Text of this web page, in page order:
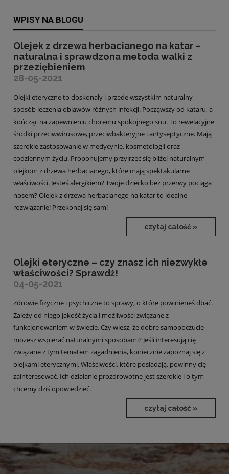
WPISY NA BLOGU
Olejek z drzewa herbacianego na katar –
naturalna i sprawdzona metoda walki z
przeziębieniem
28-05-2021
Olejki eteryczne to doskonały i przede wszystkim naturalny
sposób leczenia objawów różnych infekcji. Począwszy od kataru, a
kończąc na zapewnieniu choremu spokojnego snu. To rewelacyjne
środki przeciwwirusowe, przeciwbakteryjne i antyseptyczne. Mają
szerokie zastosowanie w medycynie, kosmetologii oraz
codziennym życiu. Proponujemy przyjrzeć się bliżej naturalnym
olejkom z drzewa herbacianego, które mają spektakularne
właściwości. Jesteś alergikiem? Twoje dziecko bez przerwy pociąga
nosem? Olejek z drzewa herbacianego na katar to idealne
rozwiązanie! Przekonaj się sam!
czytaj całość »
Olejki eteryczne – czy znasz ich niezwykłe
właściwości? Sprawdź!
04-05-2021
Zdrowie fizyczne i psychiczne to sprawy, o które powinieneś dbać.
Zależy od niego jakość życia i możliwości związane z
funkcjonowaniem w świecie. Czy wiesz, że dobre samopoczucie
możesz wspierać naturalnymi sposobami? Jeśli interesują cię
związane z tym tematem zagadnienia, koniecznie zapoznaj się z
olejkami eterycznymi. Właściwości, które posiadają, powinny cię
zainteresować. Ich działanie prozdrowotne jest szerokie i o tym
chcemy dziś opowiedzieć.
czytaj całość »